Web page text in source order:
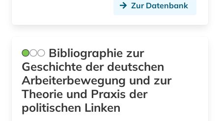
sozialwissenschaften (8)
soziologie (12)
spanien (1)
spanisch (1)
Zur Datenbank
Bibliographie zur
Geschichte der deutschen
Arbeiterbewegung und zur
Theorie und Praxis der
politischen Linken